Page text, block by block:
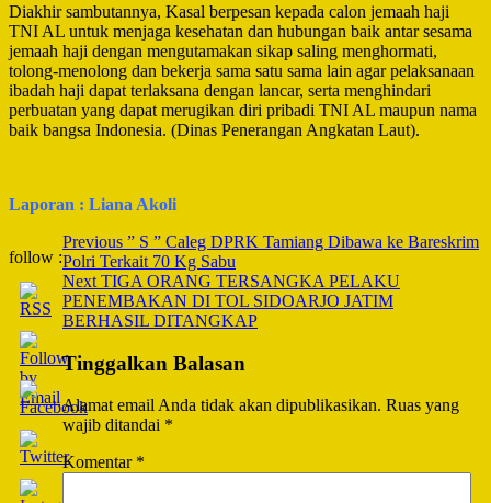
Diakhir sambutannya, Kasal berpesan kepada calon jemaah haji
TNI AL untuk menjaga kesehatan dan hubungan baik antar sesama
jemaah haji dengan mengutamakan sikap saling menghormati,
tolong-menolong dan bekerja sama satu sama lain agar pelaksanaan
ibadah haji dapat terlaksana dengan lancar, serta menghindari
perbuatan yang dapat merugikan diri pribadi TNI AL maupun nama
baik bangsa Indonesia. (Dinas Penerangan Angkatan Laut).
Laporan : Liana Akoli
follow :
Post
Navigation
Previous ” S ” Caleg DPRK Tamiang Dibawa ke Bareskrim
Polri Terkait 70 Kg Sabu
Next TIGA ORANG TERSANGKA PELAKU
PENEMBAKAN DI TOL SIDOARJO JATIM
BERHASIL DITANGKAP
Tinggalkan Balasan
Alamat email Anda tidak akan dipublikasikan. Ruas yang
wajib ditandai *
Komentar *